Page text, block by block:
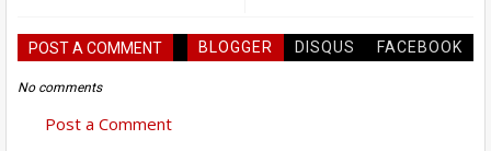
POST A COMMENT BLOGGER DISQUS FACEBOOK
No comments
Post a Comment